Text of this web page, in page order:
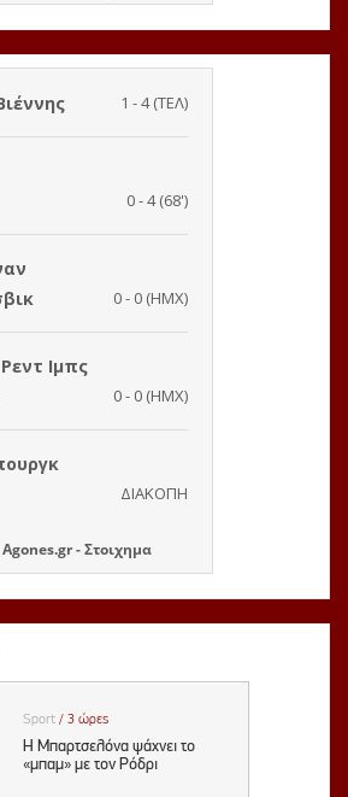
Agones.gr-Στοιχημα